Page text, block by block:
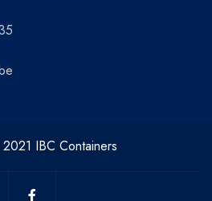
IBC Containers